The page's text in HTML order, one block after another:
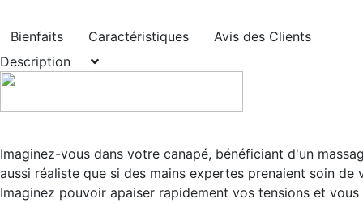
Bienfaits Caractéristiques
Avis des Clients
Description
Imaginez-vous dans votre canapé, bénéficiant d'un
aussi réaliste que si des mains expertes prenaient soin de
Imaginez pouvoir apaiser rapidement vos tensions et